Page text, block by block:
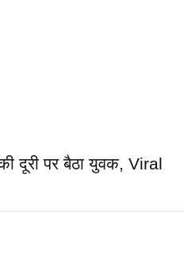
दूरी पर बैठा युवक, Viral